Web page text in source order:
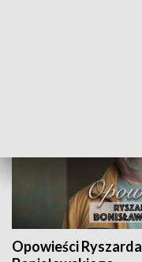
Opowieści Ryszarda